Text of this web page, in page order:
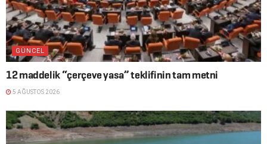
GÜNCEL
12 maddelik “çerçeve yasa” teklifinin tam metni
5 AĞUSTOS 2026